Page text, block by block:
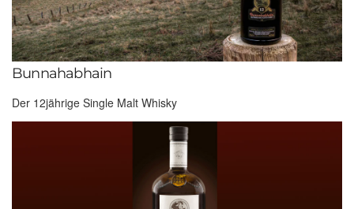
Bunnahabhain
Der 12jährige Single Malt Whisky